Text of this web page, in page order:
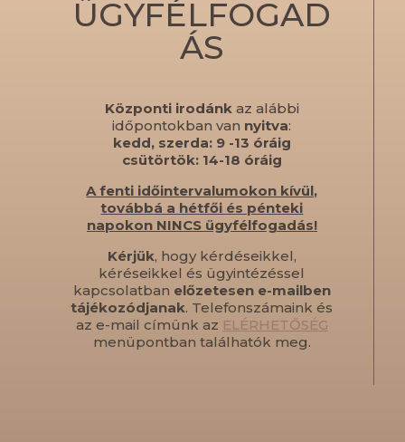
ÜGYFÉLFOGAD
ÁS
Központi irodánk az alábbi
időpontokban van nyitva:
kedd, szerda: 9 -13 óráig
csütörtök: 14-18 óráig
A fenti időintervalumokon kívül,
továbbá a hétfői és pénteki
napokon NINCS ügyfélfogadás!
Kérjük, hogy kérdéseikkel,
kéréseikkel és ügyintézéssel
kapcsolatban előzetesen e-mailben
tájékozódjanak. Telefonszámaink és
az e-mail címünk az ELÉRHETŐSÉG
menüpontban találhatók meg.